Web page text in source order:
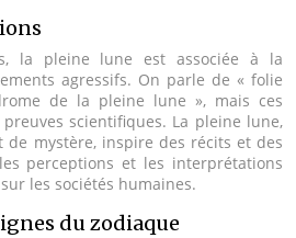
la pleine lune est associée à la
agressifs. On parle de « folie
de la pleine lune », mais ces
scientifiques. La pleine lune,
de mystère, inspire des récits et des
perceptions et les interprétations
les sociétés humaines.
du zodiaque